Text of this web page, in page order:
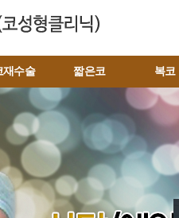
재수술 짧은코 복코